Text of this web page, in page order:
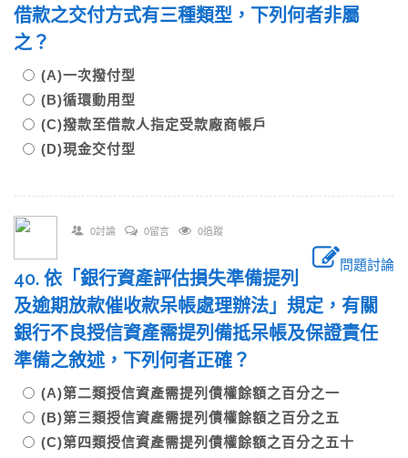
借款之交付方式有三種類型，下列何者非屬
之？
(A)一次撥付型
(B)循環動用型
(C)撥款至借款人指定受款廠商帳戶
(D)現金交付型
0討論 0留言 0追蹤
問題討論
40. 依「銀行資產評估損失準備提列
及逾期放款催收款呆帳處理辦法」規定，有關
銀行不良授信資產需提列備抵呆帳及保證責任
準備之敘述，下列何者正確？
(A)第二類授信資產需提列債權餘額之百分之一
(B)第三類授信資產需提列債權餘額之百分之五
(C)第四類授信資產需提列債權餘額之百分之五十